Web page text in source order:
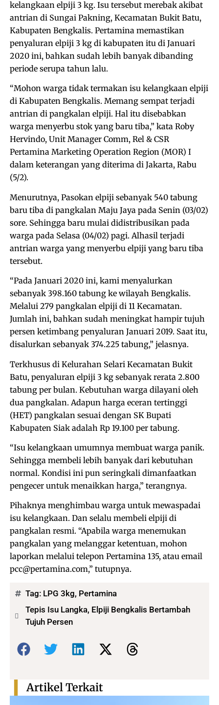
kelangkaan elpiji 3 kg. Isu tersebut merebak akibat
antrian di Sungai Pakning, Kecamatan Bukit Batu,
Kabupaten Bengkalis. Pertamina memastikan
penyaluran elpiji 3 kg di kabupaten itu di Januari
2020 ini, bahkan sudah lebih banyak dibanding
periode serupa tahun lalu.
“Mohon warga tidak termakan isu kelangkaan elpiji
di Kabupaten Bengkalis. Memang sempat terjadi
antrian di pangkalan elpiji. Hal itu disebabkan
warga menyerbu stok yang baru tiba,” kata Roby
Hervindo, Unit Manager Comm, Rel & CSR
Pertamina Marketing Operation Region (MOR) I
dalam keterangan yang diterima di Jakarta, Rabu
(5/2).
Menurutnya, Pasokan elpiji sebanyak 540 tabung
baru tiba di pangkalan Maju Jaya pada Senin (03/02)
sore. Sehingga baru mulai didistribusikan pada
warga pada Selasa (04/02) pagi. Alhasil terjadi
antrian warga yang menyerbu elpiji yang baru tiba
tersebut.
“Pada Januari 2020 ini, kami menyalurkan
sebanyak 398.160 tabung ke wilayah Bengkalis.
Melalui 279 pangkalan elpiji di 11 Kecamatan.
Jumlah ini, bahkan sudah meningkat hampir tujuh
persen ketimbang penyaluran Januari 2019. Saat itu,
disalurkan sebanyak 374.225 tabung,” jelasnya.
Terkhusus di Kelurahan Selari Kecamatan Bukit
Batu, penyaluran elpiji 3 kg sebanyak rerata 2.800
tabung per bulan. Kebutuhan warga dilayani oleh
dua pangkalan. Adapun harga eceran tertinggi
(HET) pangkalan sesuai dengan SK Bupati
Kabupaten Siak adalah Rp 19.100 per tabung.
“Isu kelangkaan umumnya membuat warga panik.
Sehingga membeli lebih banyak dari kebutuhan
normal. Kondisi ini pun seringkali dimanfaatkan
pengecer untuk menaikkan harga,” terangnya.
Pihaknya menghimbau warga untuk mewaspadai
isu kelangkaan. Dan selalu membeli elpiji di
pangkalan resmi. “Apabila warga menemukan
pangkalan yang melanggar ketentuan, mohon
laporkan melalui telepon Pertamina 135, atau email
pcc@pertamina.com,” tutupnya.
Tag: LPG 3kg, Pertamina
Tepis Isu Langka, Elpiji Bengkalis Bertambah
Tujuh Persen
Bagikan:
Artikel Terkait